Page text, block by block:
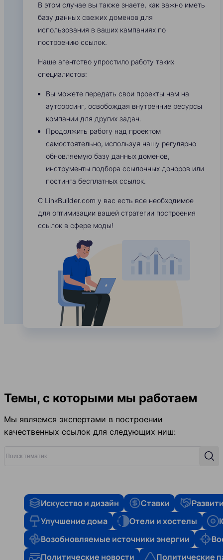
В этом случае вы также знаете, как важно иметь
базу данных свежих доменов для
использования в ваших кампаниях по
построению ссылок.
Наше агентство упростило работу таких
специалистов:
Вы можете передать свои проекты нам на
аутсорсинг, освобождая внутренние ресурсы
компании для других задач.
Продолжить работу над проектом
самостоятельно, используя нашу регулярно
обновляемую базу данных доменов,
инструменты подбора ссылочных доноров или
постинга бесплатных ссылок.
С LinkBuilder.com у вас есть все необходимое
для оптимизации вашей стратегии построения
ссылок в сфере моды!
Темы, с которыми мы работаем
Мы являемся экспертами в построении
качественных ссылок для следующих ниш:
Искусство и дизайн Ставки
Улучшение дома
Отели и хостелы
Возобновляемые источники энергии
Политические новости
Политические